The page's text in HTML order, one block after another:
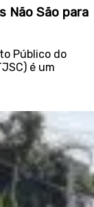
Não São para
Público do
é um